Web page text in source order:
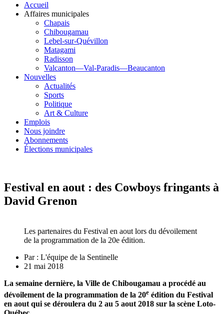
Accueil
Affaires municipales
Chapais
Chibougamau
Lebel-sur-Quévillon
Matagami
Radisson
Valcanton—Val-Paradis—Beaucanton
Nouvelles
Actualités
Sports
Politique
Art & Culture
Emplois
Nous joindre
Abonnements
Élections municipales
Festival en aout : des Cowboys fringants à
David Grenon
Les partenaires du Festival en aout lors du dévoilement
de la programmation de la 20e édition.
Par : L'équipe de la Sentinelle
21 mai 2018
La semaine dernière, la Ville de Chibougamau a procédé au
dévoilement de la programmation de la 20e édition du Festival
en aout qui se déroulera du 2 au 5 aout 2018 sur la scène Loto-